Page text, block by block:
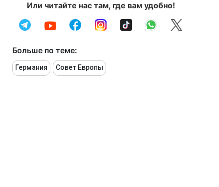
Или читайте нас там, где вам удобно!
Больше по теме:
Германия Совет Европы